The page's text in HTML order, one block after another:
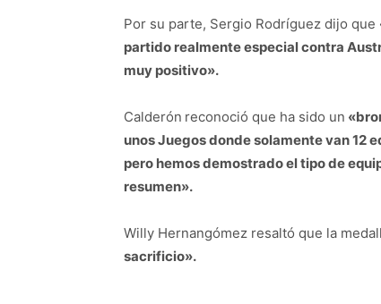
Por su parte, Sergio Rodríguez dijo que
partido realmente especial contra
muy positivo».
Calderón reconoció que ha sido un
unos Juegos donde solamente van 12
pero hemos demostrado el tipo de
resumen».
Willy Hernangómez resaltó que la
sacrificio».